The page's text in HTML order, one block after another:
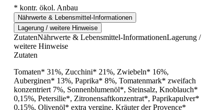
* kontr. ökol. Anbau
Nährwerte & Lebensmittel-Informationen
Lagerung / weitere Hinweise
ZutatenNährwerte & Lebensmittel-InformationenLagerung /
weitere Hinweise
Zutaten
Tomaten* 31%, Zucchini* 21%, Zwiebeln* 16%,
Auberginen* 13%, Paprika* 8%, Tomatenmark* zweifach
konzentriert 7%, Sonnenblumenöl*, Steinsalz, Knoblauch*
0,15%, Petersilie*, Zitronensaftkonzentrat*, Paprikapulver*
0,15%, Olivenöl* extra vergine, Kräuter der Provence*